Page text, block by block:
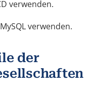
verwenden.
verwenden.
der